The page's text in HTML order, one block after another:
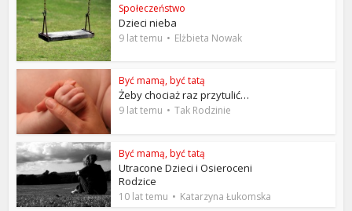
Społeczeństwo
Dzieci nieba
9 lat temu Elżbieta Nowak
Być mamą, być tatą
Żeby chociaż raz przytulić…
9 lat temu Tak Rodzinie
Być mamą, być tatą
Utracone Dzieci i Osieroceni
Rodzice
10 lat temu Katarzyna Łukomska